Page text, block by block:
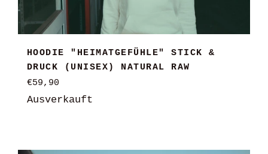
HOODIE "HEIMATGEFÜHLE" STICK &
DRUCK (UNISEX) NATURAL RAW
Normaler
Preis
€59,90
Ausverkauft